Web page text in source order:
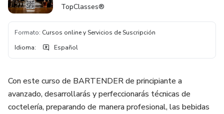
TopClasses®
Formato: Cursos online y Servicios de Suscripción
Idioma: Español
Con este curso de BARTENDER de principiante a
avanzado, desarrollarás y perfeccionarás técnicas de
coctelería, preparando de manera profesional, las bebidas